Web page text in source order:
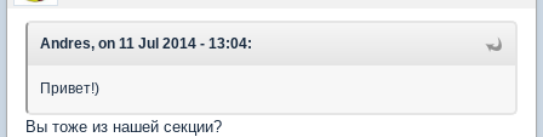
Andres, on 11 Jul 2014 - 13:04:
Привет!)
Вы тоже из нашей секции?